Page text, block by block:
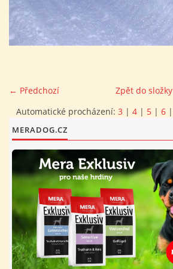
FOTOALBUM
O NÁS - HISTORIE A SOUČASNOST
AVZO TSČ ČR CHRUDIM P.S.
VÝBOR KK
← Předchozí
Zpět do složky
Automatické procházení: 3 | 4 | 5 | 6 |
MERADOG.CZ